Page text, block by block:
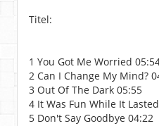
Titel:
1 You Got Me Worried
2 Can I Change My Mind?
3 Out Of The Dark 05:55
4 It Was Fun While It
5 Don't Say Goodbye 04:22